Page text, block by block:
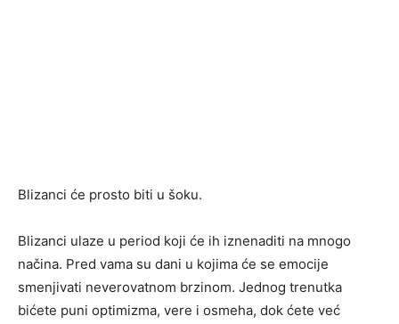
Blizanci će prosto biti u šoku.
Blizanci ulaze u period koji će ih iznenaditi na mnogo
načina. Pred vama su dani u kojima će se emocije
smenjivati neverovatnom brzinom. Jednog trenutka
bićete puni optimizma, vere i osmeha, dok ćete već